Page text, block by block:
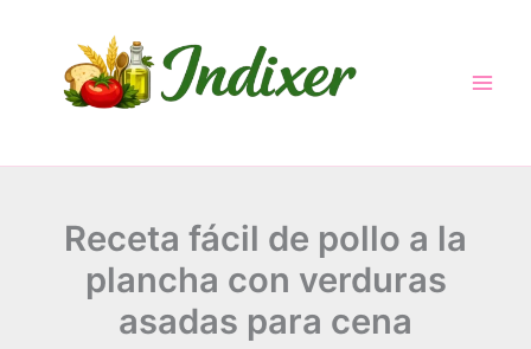
Receta fácil de pollo a la
plancha con verduras
asadas para cena